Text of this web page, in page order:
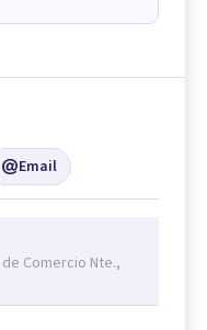
Email
de Comercio Nte.,